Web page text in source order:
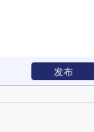
发布